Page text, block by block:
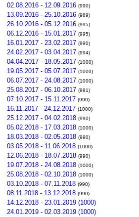
02.08.2016 - 12.09.2016 (990)
13.09.2016 - 25.10.2016 (989)
26.10.2016 - 05.12.2016 (995)
06.12.2016 - 15.01.2017 (995)
16.01.2017 - 23.02.2017 (990)
24.02.2017 - 03.04.2017 (994)
04.04.2017 - 18.05.2017 (1000)
19.05.2017 - 05.07.2017 (1000)
06.07.2017 - 24.08.2017 (1000)
25.08.2017 - 06.10.2017 (991)
07.10.2017 - 15.11.2017 (990)
16.11.2017 - 24.12.2017 (1000)
25.12.2017 - 04.02.2018 (990)
05.02.2018 - 17.03.2018 (1000)
18.03.2018 - 02.05.2018 (990)
03.05.2018 - 11.06.2018 (1000)
12.06.2018 - 18.07.2018 (990)
19.07.2018 - 24.08.2018 (1000)
25.08.2018 - 02.10.2018 (1000)
03.10.2018 - 07.11.2018 (990)
08.11.2018 - 13.12.2018 (990)
14.12.2018 - 23.01.2019 (1000)
24.01.2019 - 02.03.2019 (1000)